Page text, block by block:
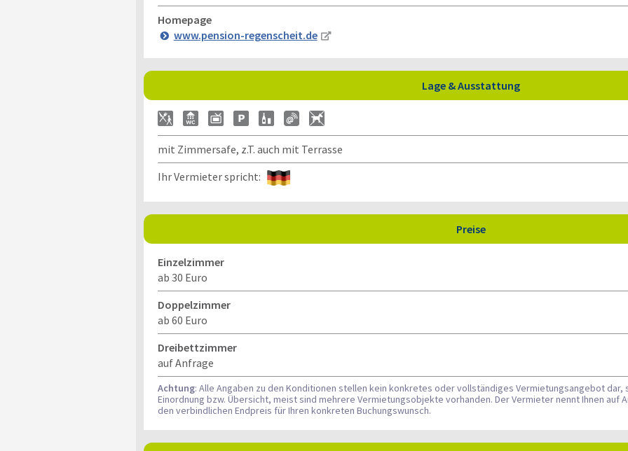
Homepage
www.pension-regenscheit.de
Lage & Ausstattung
mit Zimmersafe, z.T. auch mit Terrasse
Ihr Vermieter spricht:
Preise
Einzelzimmer
ab 30 Euro
Doppelzimmer
ab 60 Euro
Dreibettzimmer
auf Anfrage
Achtung: Alle Angaben zu den Konditionen stellen kein konkretes oder vollständiges Vermietungsangebot
Einordnung bzw. Übersicht, meist sind mehrere Vermietungsobjekte vorhanden. Der Vermieter nennt Ihnen auf
den verbindlichen Endpreis für Ihren konkreten Buchungswunsch.